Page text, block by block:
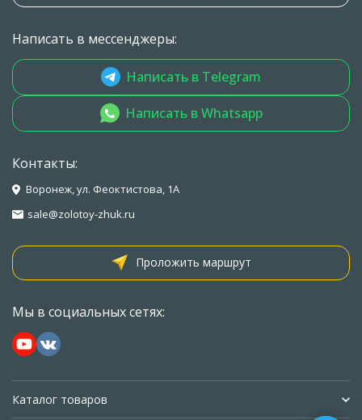
Написать в мессенджеры:
Написать в Telegram
Написать в Whatsapp
Контакты:
Воронеж, ул. Феоктистова, 1А
sale@zolotoy-zhuk.ru
Проложить маршрут
Мы в социальных сетях:
Каталог товаров